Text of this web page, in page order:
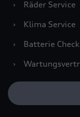
›
Räder Service
›
Klima Service
›
Batterie Check
›